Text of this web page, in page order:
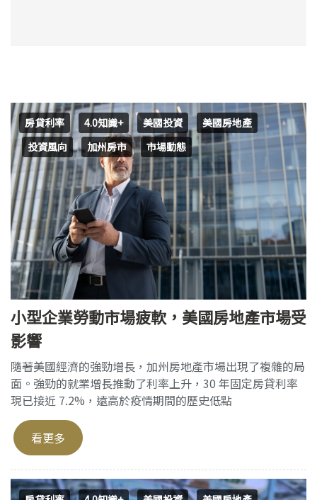
房貸利率 4.0知識+ 美國投資
美國房地產
投資風向
加州房市 市場動態
小型企業勞動市場疲軟，美國房地產市場受
影響
隨著美國經濟的強勁增長，加州房地產市場出現了複雜的局
面。強勁的就業增長推動了利率上升，30 年固定房貸利率
現已接近 7.2%，遠高於疫情期間的歷史低點
看更多